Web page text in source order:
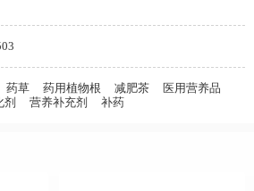
药草 药用植物根 减肥茶
医用营养品
剂 营养补充剂 补药